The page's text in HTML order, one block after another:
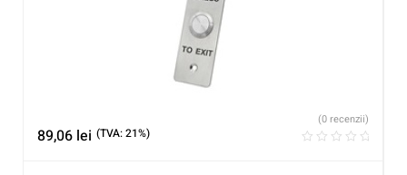
89,06 lei (TVA: 21%)
(0 recenzii)